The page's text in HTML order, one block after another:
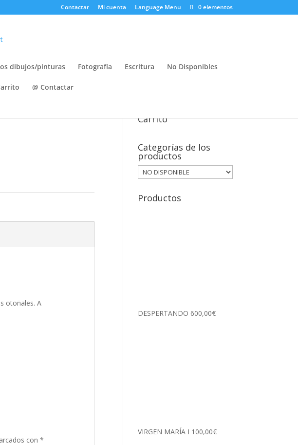
Contactar Mi cuenta Language Menu 0 elementos
dibujos/pinturas Fotografía Escritura No Disponibles
@ Contactar
otoñales. A
con*
Carrito
Categorías de los
productos
Productos
DESPERTANDO 600,00€
VIRGEN MARÍA I 100,00€